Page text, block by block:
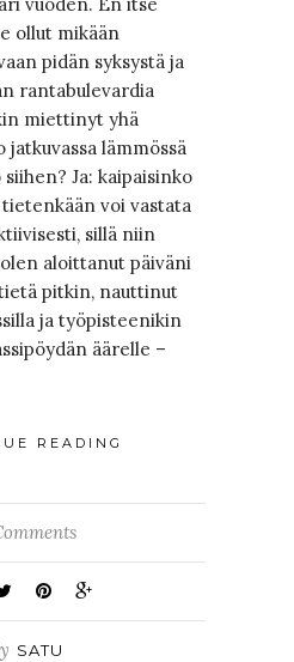
ollut mikään
pidän syksystä ja
rantabulevardia
miettinyt yhä
jatkuvassa lämmössä
Ja: kaipaisinko
voi vastata
sillä niin
aloittanut päiväni
pitkin, nauttinut
ja työpisteenikin
äärelle –
READING
SATU